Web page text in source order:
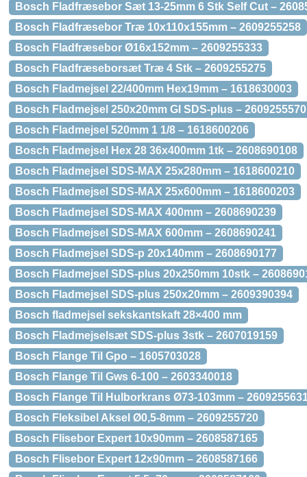
Bosch Fladfræsebor Sæt 13-25mm 6 Stk Self Cut –
Bosch Fladfræsebor Træ 10x110x155mm – 2609255258
Bosch Fladfræsebor Ø16x152mm – 2609255333
Bosch Fladfræseborsæt Træ 4 Stk – 2609255275
Bosch Fladmejsel 22/400mm Hex19mm – 1618630003
Bosch Fladmejsel 250x20mm Gl SDS-plus – 2609255570
Bosch Fladmejsel 520mm 1 1/8 – 1618600206
Bosch Fladmejsel Hex 28 36x400mm 1tk – 2608690108
Bosch Fladmejsel SDS-MAX 25x280mm – 1618600210
Bosch Fladmejsel SDS-MAX 25x600mm – 1618600203
Bosch Fladmejsel SDS-MAX 400mm – 2608690239
Bosch Fladmejsel SDS-MAX 600mm – 2608690241
Bosch Fladmejsel SDS-p 20x140mm – 2608690177
Bosch Fladmejsel SDS-plus 20x250mm 10stk –
Bosch Fladmejsel SDS-plus 250x20mm – 2609390394
Bosch fladmejsel sekskantskaft 28×400 mm
Bosch Fladmejselsæt SDS-plus 3stk – 2607019159
Bosch Flange Til Gpo – 1605703028
Bosch Flange Til Gws 6-100 – 2603340018
Bosch Flange Til Hulborkrans Ø73-103mm –
Bosch Fleksibel Aksel Ø0,5-8mm – 2609255720
Bosch Flisebor Expert 10x90mm – 2608587165
Bosch Flisebor Expert 12x90mm – 2608587166